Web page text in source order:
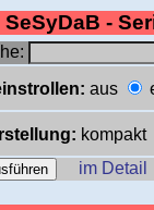
SeSyDaB -
aus
kompakt
im Detail